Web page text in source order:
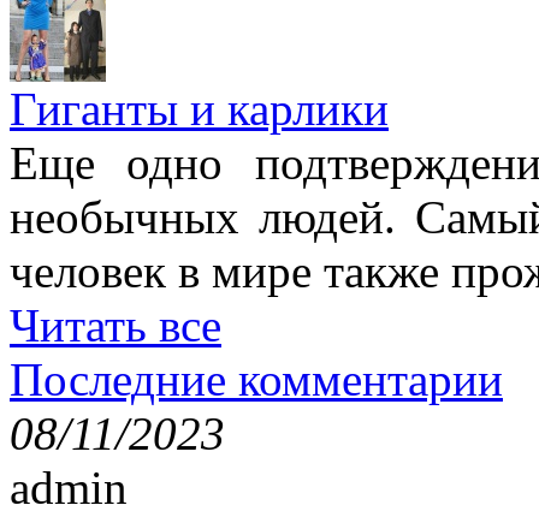
Гиганты и карлики
Еще одно
необычных людей.
человек в мире также
Читать все
Последние комментарии
08/11/2023
admin